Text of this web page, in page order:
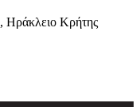
, Ηράκλειο Κρήτης